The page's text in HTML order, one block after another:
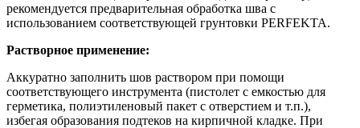
рекомендуется предварительная обработка шва с
использованием соответствующей грунтовки PERFEKTA.
Растворное применение:
Аккуратно заполнить шов раствором при помощи
соответствующего инструмента (пистолет с емкостью для
герметика, полиэтиленовый пакет с отверстием и т.п.),
избегая образования подтеков на кирпичной кладке. При